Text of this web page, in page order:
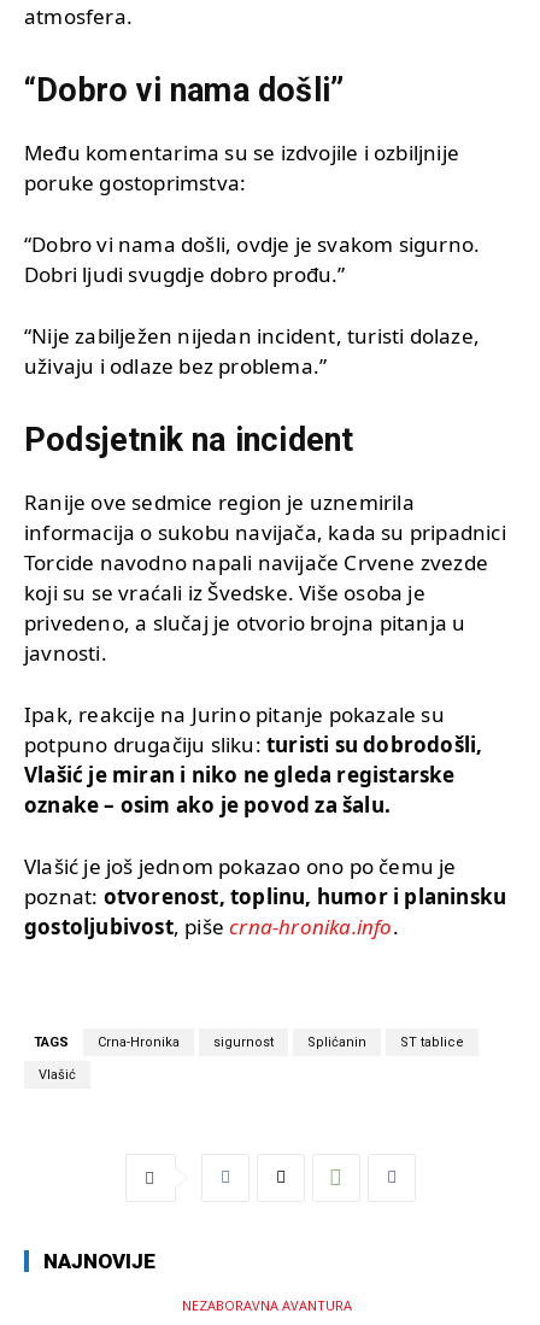
atmosfera.
“Dobro vi nama došli”
Među komentarima su se izdvojile i ozbiljnije
poruke gostoprimstva:
“Dobro vi nama došli, ovdje je svakom sigurno.
Dobri ljudi svugdje dobro prođu.”
“Nije zabilježen nijedan incident, turisti dolaze,
uživaju i odlaze bez problema.”
Podsjetnik na incident
Ranije ove sedmice region je uznemirila
informacija o sukobu navijača, kada su pripadnici
Torcide navodno napali navijače Crvene zvezde
koji su se vraćali iz Švedske. Više osoba je
privedeno, a slučaj je otvorio brojna pitanja u
javnosti.
Ipak, reakcije na Jurino pitanje pokazale su
potpuno drugačiju sliku: turisti su dobrodošli,
Vlašić je miran i niko ne gleda registarske
oznake – osim ako je povod za šalu.
Vlašić je još jednom pokazao ono po čemu je
poznat: otvorenost, toplinu, humor i planinsku
gostoljubivost, pišecrna-hronika.info.
TAGS Crna-Hronika sigurnost Splićanin ST tablice
Vlašić
NAJNOVIJE
NEZABORAVNA AVANTURA